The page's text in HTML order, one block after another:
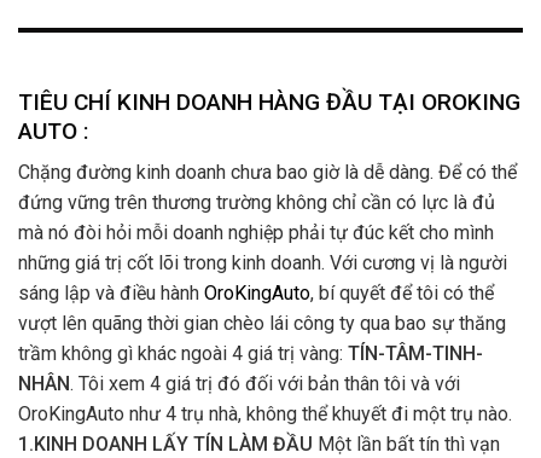
TIÊU CHÍ KINH DOANH HÀNG ĐẦU TẠI OROKING
AUTO :
Chặng đường kinh doanh chưa bao giờ là dễ dàng. Để có thể
đứng vững trên thương trường không chỉ cần có lực là đủ
mà nó đòi hỏi mỗi doanh nghiệp phải tự đúc kết cho mình
những giá trị cốt lõi trong kinh doanh. Với cương vị là người
sáng lập và điều hành OroKingAuto, bí quyết để tôi có thể
vượt lên quãng thời gian chèo lái công ty qua bao sự thăng
trầm không gì khác ngoài 4 giá trị vàng: TÍN-TÂM-TINH-
NHÂN. Tôi xem 4 giá trị đó đối với bản thân tôi và với
OroKingAuto như 4 trụ nhà, không thể khuyết đi một trụ nào.
1.KINH DOANH LẤY TÍN LÀM ĐẦU Một lần bất tín thì vạn